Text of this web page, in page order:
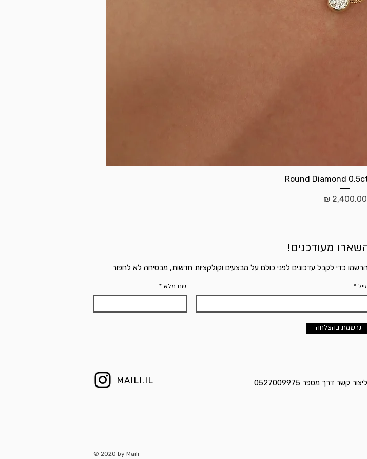
תצוגה מהירה
Round Diamond
מחיר
מעודכנים!
הרשמו כדי לקבל עדכונים לפני כולם על מבצעים וקולקציות חדשות, מבטיחה לא לחפור
שם מלא
נרשמת בהצלחה
MAILI.IL דרך מספר 0527009975
© 2020 by Maili